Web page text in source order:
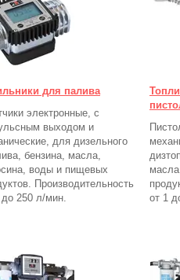
для палива
электронные, с
выходом и
для дизельного
бензина, масла,
воды и пищевых
Производительность
250 л/мин.
от 1